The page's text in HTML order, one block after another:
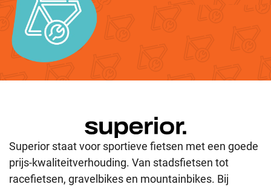
Superior staat voor sportieve fietsen met een goede
prijs-kwaliteitverhouding. Van stadsfietsen tot
racefietsen, gravelbikes en mountainbikes. Bij